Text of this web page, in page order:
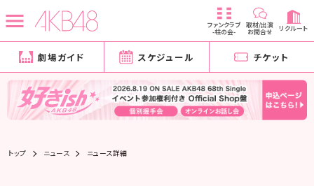
ファンクラブ
-柱の会-
取材/出演
お問合せ リクルート
劇場ガイド スケジュール チケット
トップ ニュース ニュース詳細